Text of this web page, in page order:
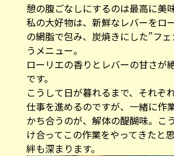
憩の腹ごなしにするのは最高に美
私の大好物は、新鮮なレバーをロ
の網脂で包み、炭焼きにした”フ
うメニュー。
ローリエの香りとレバーの甘さが
です。
こうして日が暮れるまで、それぞ
仕事を進めるのですが、一緒に作
かち合うのが、解体の醍醐味。こ
け合ってこの作業をやってきたと
絆も深まります。